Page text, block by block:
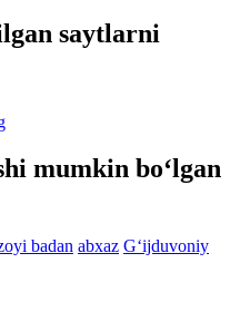
saytlarni
mumkin bo‘lgan
badan abxaz G‘ijduvoniy